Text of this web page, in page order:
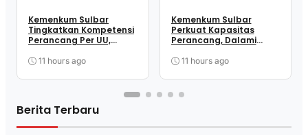
Kemenkum Sulbar
Tingkatkan Kompetensi
Perancang Per UU,
Berkualitas
11 hours ago
Kemenkum Sulbar
Perkuat Kapasitas
Perancang, Dalami
Pengundangan
11 hours ago
Berita Terbaru